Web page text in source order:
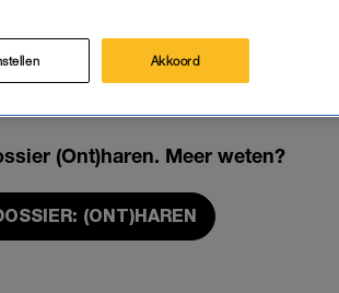
zie het als een sieraad’, zegt Eva.
(25), programmeur in de
(Ont)haren. Meer weten?
(ONT)HAREN
Akkoord